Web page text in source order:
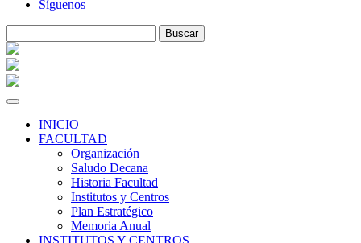
Síguenos
INICIO
FACULTAD
Organización
Saludo Decana
Historia Facultad
Institutos y Centros
Plan Estratégico
Memoria Anual
INSTITUTOS Y CENTROS